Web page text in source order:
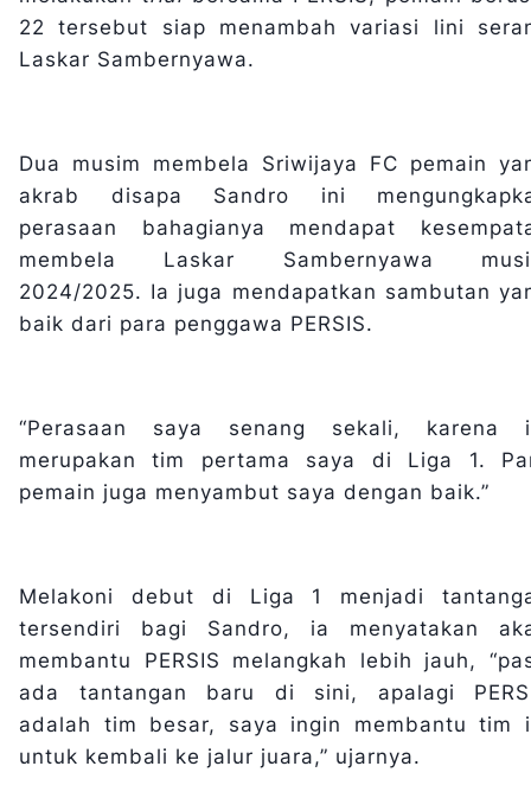
22 tersebut siap menambah variasi lini
Laskar Sambernyawa.
Dua musim membela Sriwijaya FC pemain
akrab disapa Sandro ini
perasaan bahagianya mendapat
membela Laskar Sambernyawa
2024/2025. Ia juga mendapatkan sambutan
baik dari para penggawa PERSIS.
“Perasaan saya senang sekali, karena
merupakan tim pertama saya di Liga 1.
pemain juga menyambut saya dengan baik.”
Melakoni debut di Liga 1 menjadi
tersendiri bagi Sandro, ia menyatakan
membantu PERSIS melangkah lebih jauh,
ada tantangan baru di sini, apalagi
adalah tim besar, saya ingin membantu tim
untuk kembali ke jalur juara,” ujarnya.